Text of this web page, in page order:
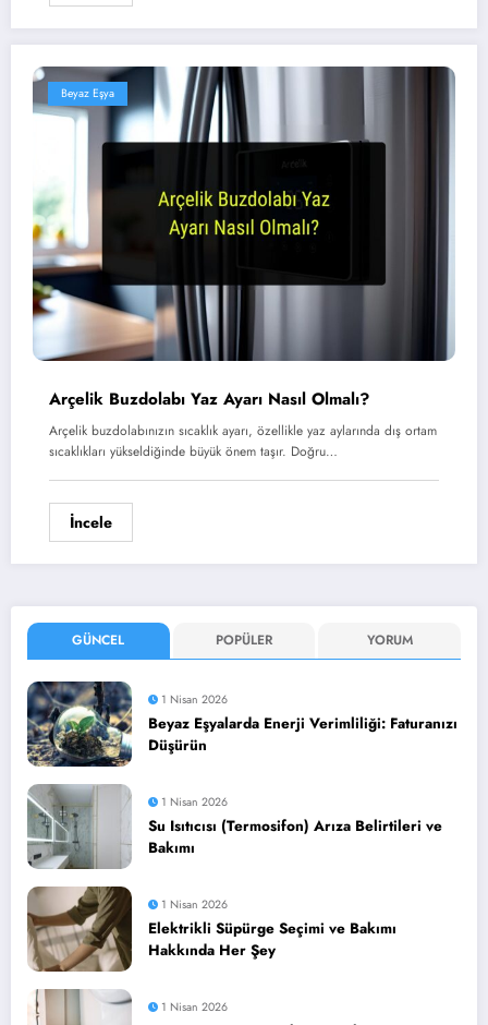
Beyaz Eşya
Arçelik Buzdolabı Yaz Ayarı Nasıl Olmalı?
Arçelik buzdolabınızın sıcaklık ayarı, özellikle yaz aylarında dış ortam
sıcaklıkları yükseldiğinde büyük önem taşır. Doğru…
İncele
GÜNCEL POPÜLER YORUM
1 Nisan 2026
Beyaz Eşyalarda Enerji Verimliliği: Faturanızı
Düşürün
1 Nisan 2026
Su Isıtıcısı (Termosifon) Arıza Belirtileri ve
Bakımı
1 Nisan 2026
Elektrikli Süpürge Seçimi ve Bakımı
Hakkında Her Şey
1 Nisan 2026